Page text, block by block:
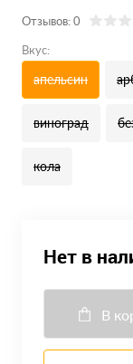
Отзывов: 0
Вкус:
апельсин
виноград
кола
Нет в
В